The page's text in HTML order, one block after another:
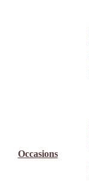
Occasions